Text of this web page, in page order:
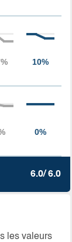
6.0/ 6.0
les valeurs